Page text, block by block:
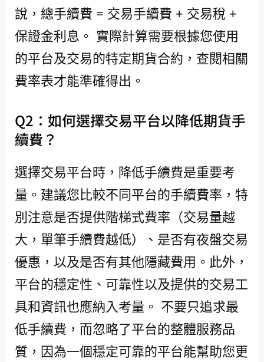
說，總手續費 = 交易手續費 + 交易稅 +
保證金利息。 實際計算需要根據您使用
的平台及交易的特定期貨合約，查閱相關
費率表才能準確得出。
Q2：如何選擇交易平台以降低期貨手
續費？
選擇交易平台時，降低手續費是重要考
量。建議您比較不同平台的手續費率，特
別注意是否提供階梯式費率（交易量越
大，單筆手續費越低）、是否有夜盤交易
優惠，以及是否有其他隱藏費用。此外，
平台的穩定性、可靠性以及提供的交易工
具和資訊也應納入考量。 不要只追求最
低手續費，而忽略了平台的整體服務品
質，因為一個穩定可靠的平台能幫助您更